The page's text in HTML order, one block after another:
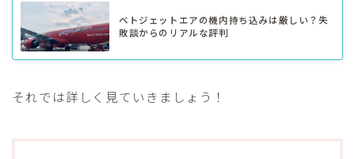
ベトジェットエアの機内持ち込みは厳しい？失
敗談からのリアルな評判
それでは詳しく見ていきましょう！